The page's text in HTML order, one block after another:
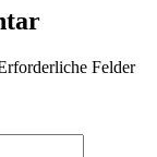
Felder